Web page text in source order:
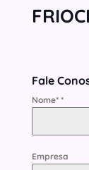
Fale
Nome* *
Empresa